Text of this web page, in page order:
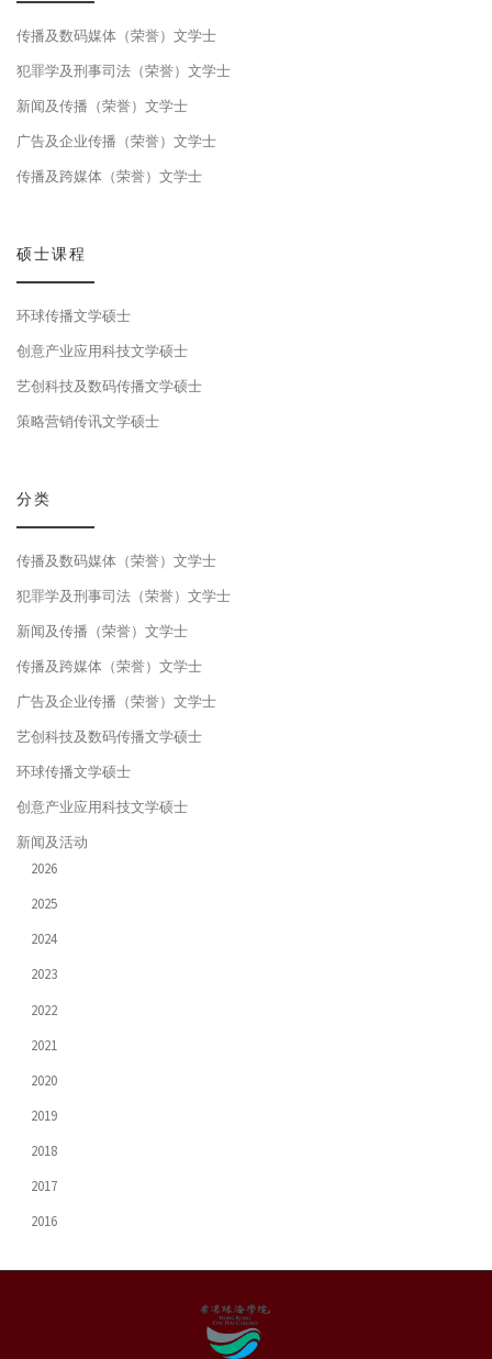
传播及数码媒体（荣誉）文学士
犯罪学及刑事司法（荣誉）文学士
新闻及传播（荣誉）文学士
广告及企业传播（荣誉）文学士
传播及跨媒体（荣誉）文学士
硕士课程
环球传播文学硕士
创意产业应用科技文学硕士
艺创科技及数码传播文学硕士
策略营销传讯文学硕士
分类
传播及数码媒体（荣誉）文学士
犯罪学及刑事司法（荣誉）文学士
新闻及传播（荣誉）文学士
传播及跨媒体（荣誉）文学士
广告及企业传播（荣誉）文学士
艺创科技及数码传播文学硕士
环球传播文学硕士
创意产业应用科技文学硕士
新闻及活动
2026
2025
2024
2023
2022
2021
2020
2019
2018
2017
2016